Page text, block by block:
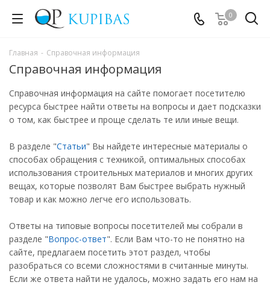
0
Главная - Справочная информация
Справочная информация
Справочная информация на сайте помогает посетителю
ресурса быстрее найти ответы на вопросы и дает подсказки
о том, как быстрее и проще сделать те или иные вещи.
В разделе "Статьи" Вы найдете интересные материалы о
способах обращения с техникой, оптимальных способах
использования строительных материалов и многих других
вещах, которые позволят Вам быстрее выбрать нужный
товар и как можно легче его использовать.
Ответы на типовые вопросы посетителей мы собрали в
разделе "Вопрос-ответ". Если Вам что-то не понятно на
сайте, предлагаем посетить этот раздел, чтобы
разобраться со всеми сложностями в считанные минуты.
Если же ответа найти не удалось, можно задать его нам на